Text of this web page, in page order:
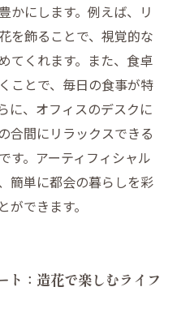
かにします。例えば、リ
を飾ることで、視覚的な
てくれます。また、食卓
ことで、毎日の食事が特
に、オフィスのデスクに
合間にリラックスできる
す。アーティフィシャル
簡単に都会の暮らしを彩
できます。
ト：造花で楽しむライフ